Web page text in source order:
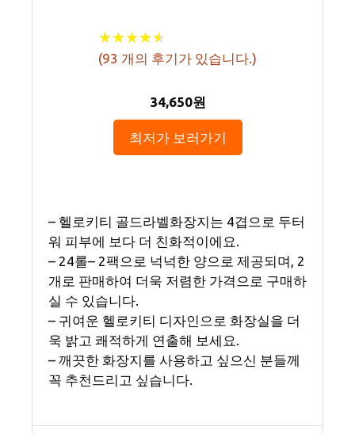
★★★★★
★★★★★
(93 개의 후기가 있습니다.)
34,650원
최저가 보러가기
– 헬로키티 골드라벨화장지는 4겹으로 두터
워 피부에 보다 더 친화적이에요.
– 24롤– 2팩으로 넉넉한 양으로 제공되며, 2
개로 판매하여 더욱 저렴한 가격으로 구매하
실 수 있습니다.
– 귀여운 헬로키티 디자인으로 화장실을 더
욱 밝고 쾌적하게 연출해 보세요.
– 깨끗한 화장지를 사용하고 싶으신 분들께
꼭 추천드리고 싶습니다.